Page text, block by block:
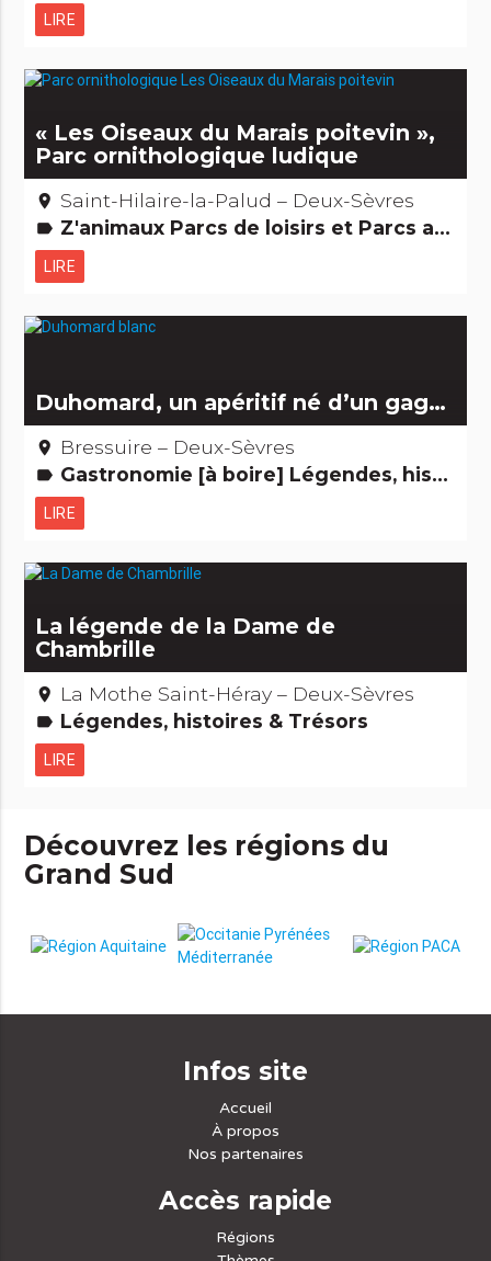
LIRE
« Les Oiseaux du Marais poitevin »,
Parc ornithologique ludique
place Saint-Hilaire-la-Palud – Deux-Sèvres
label Z'animaux Parcs de loisirs et Parcs animaliers
LIRE
Duhomard, un apéritif né d’un gag…
place Bressuire – Deux-Sèvres
label Gastronomie [à boire] Légendes, histoires & Trésors
LIRE
La légende de la Dame de
Chambrille
place La Mothe Saint-Héray – Deux-Sèvres
label Légendes, histoires & Trésors
LIRE
Découvrez les régions du
Grand Sud
Infos site
Accueil
À propos
Nos partenaires
Accès rapide
Régions